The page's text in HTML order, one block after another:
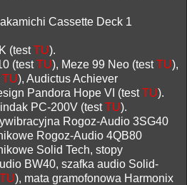
Cassette Deck 1
(testTU).
(testTU), Meze 99 Neo (testTU),
TU), Audictus Achiever
Pandora Hope VI (testTU).
PC-200V (testTU).
Rogoz-Audio 3SG40
Rogoz-Audio 4QB80
Solid Tech, stopy
BW40, szafka audio Solid-
TU), mata gramofonowa Harmonix